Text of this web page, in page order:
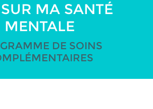
MA SANTÉ
MENTALE
DE SOINS